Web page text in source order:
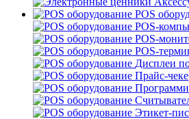
POS
POS-
POS-
POS-
Дисплеи
Прайс-
Этикет-